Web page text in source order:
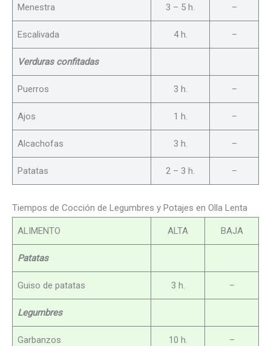
Menestra 3 – 5 h. –
Escalivada 4 h. –
Verduras confitadas
Puerros 3 h. –
Ajos 1 h. –
Alcachofas 3 h. –
Patatas 2 – 3 h. –
Tiempos de Cocción de Legumbres y Potajes en Olla Lenta
ALIMENTO ALTA BAJA
Patatas
Guiso de patatas 3 h. –
Legumbres
Garbanzos 10 h. –